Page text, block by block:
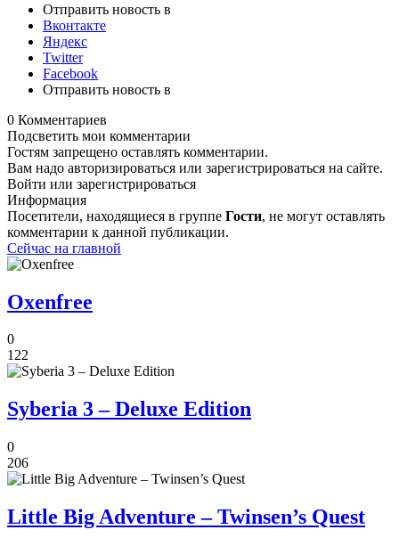
Отправить новость в
Вконтакте
Яндекс
Twitter
Facebook
Отправить новость в
0 Комментариев
Подсветить мои комментарии
Гостям запрещено оставлять комментарии.
Вам надо авторизироваться или зарегистрироваться на сайте.
Войти или зарегистрироваться
Информация
Посетители, находящиеся в группе Гости, не могут оставлять
комментарии к данной публикации.
Сейчас на главной
Oxenfree
0
122
Syberia 3 – Deluxe Edition
0
206
Little Big Adventure – Twinsen’s Quest